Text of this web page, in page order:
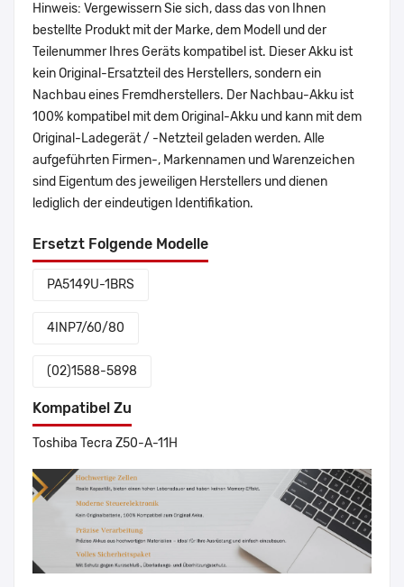
Hinweis: Vergewissern Sie sich, dass das von Ihnen
bestellte Produkt mit der Marke, dem Modell und der
Teilenummer Ihres Geräts kompatibel ist. Dieser Akku ist
kein Original-Ersatzteil des Herstellers, sondern ein
Nachbau eines Fremdherstellers. Der Nachbau-Akku ist
100% kompatibel mit dem Original-Akku und kann mit dem
Original-Ladegerät / -Netzteil geladen werden. Alle
aufgeführten Firmen-, Markennamen und Warenzeichen
sind Eigentum des jeweiligen Herstellers und dienen
lediglich der eindeutigen Identifikation.
Ersetzt Folgende Modelle
PA5149U-1BRS
4INP7/60/80
(02)1588-5898
Kompatibel Zu
Toshiba Tecra Z50-A-11H